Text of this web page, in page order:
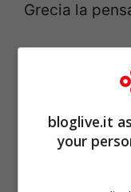
Grecia la
bloglive.it
your